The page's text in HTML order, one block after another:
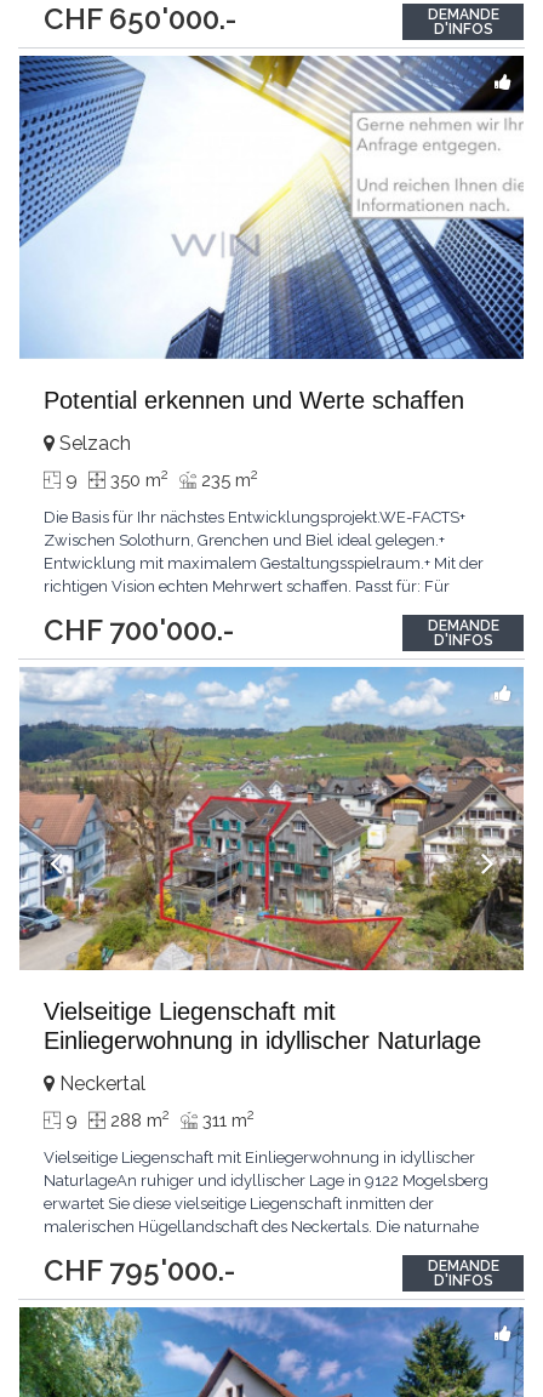
CHF 650'000.-
ses nombreuses dépendances.Le bien comprend un
appartement créé entièrement en 2015 dans l'extension...
DEMANDE
D'INFOS
Potential erkennen und Werte schaffen
CHF 700'000.-
Selzach
9 350 m2 235 m2
Die Basis für Ihr nächstes Entwicklungsprojekt.WE-FACTS+
Zwischen Solothurn, Grenchen und Biel ideal gelegen.+
Entwicklung mit maximalem Gestaltungsspielraum.+ Mit der
richtigen Vision echten Mehrwert schaffen. Passt für: Für
Potenzial in nachhaltigen Immobilienwert. Interessiert? JETZT
anrufen: +41 76 651 22 73
DEMANDE
D'INFOS
Vielseitige Liegenschaft mit
Einliegerwohnung in idyllischer Naturlage
CHF 795'000.-
Neckertal
9 288 m2 311 m2
Vielseitige Liegenschaft mit Einliegerwohnung in idyllischer
NaturlageAn ruhiger und idyllischer Lage in 9122 Mogelsberg
erwartet Sie diese vielseitige Liegenschaft inmitten der
malerischen Hügellandschaft des Neckertals. Die naturnahe
attraktiven Naherholungsgebieten machen dieses Zuhause zu
einem besonderen Ort zum Leben. Mogelsberg gilt...
DEMANDE
D'INFOS